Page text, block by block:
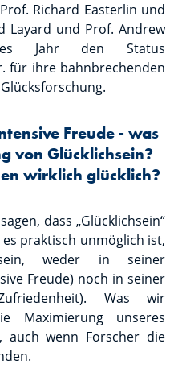
Richard Easterlin und
Layard und Prof. Andrew
Jahr den Status
für ihre bahnbrechenden
Freude - was
von Glücklichsein?
wirklich glücklich?
dass „Glücklichsein“
praktisch unmöglich ist,
weder in seiner
Freude) noch in seiner
Was wir
Maximierung unseres
auch wenn Forscher die